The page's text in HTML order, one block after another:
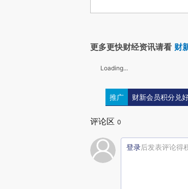
更多更快财经资讯请看 财
Loading...
推广 财新会员积分兑
评论区 0
登录后发表评论得